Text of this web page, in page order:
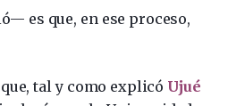
es que, en ese proceso,
tal y como explicó Ujué